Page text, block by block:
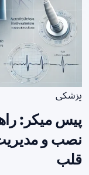
پزشکی
پیس میکر:
نصب و
قلب